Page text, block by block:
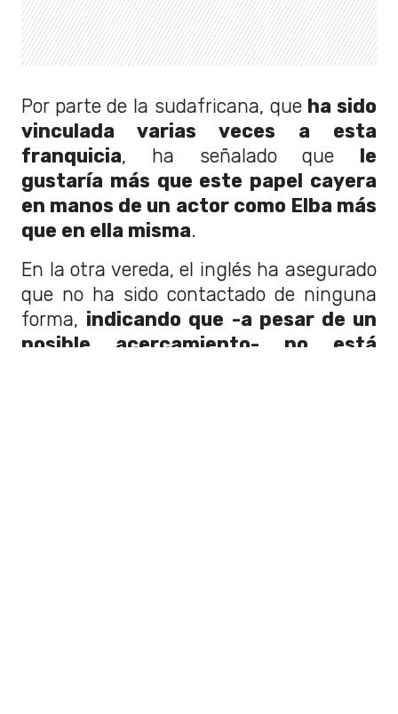
Por parte de la sudafricana, que ha sido
vinculada varias veces a esta
franquicia, ha señalado que le
gustaría más que este papel cayera
en manos de un actor como Elba más
que en ella misma.
En la otra vereda, el inglés ha asegurado
que no ha sido contactado de ninguna
forma, indicando que -a pesar de un
posible acercamiento- no está